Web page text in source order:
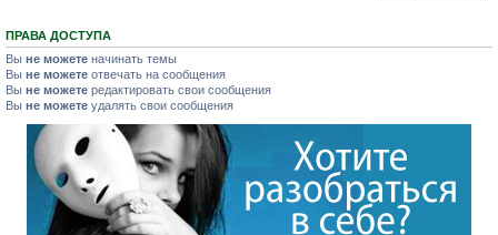
ПРАВА ДОСТУПА
Вы не можете начинать темы
Вы не можете отвечать на сообщения
Вы не можете редактировать свои сообщения
Вы не можете удалять свои сообщения